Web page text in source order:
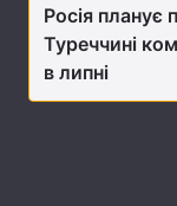
Лонгріди
Росія планує
Туреччині
в липні